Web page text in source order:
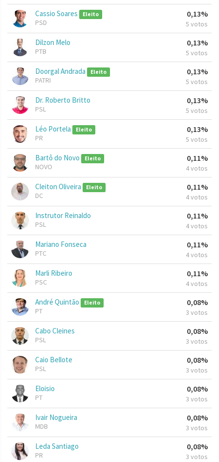
Cassio Soares Eleito
PSD
0,13%
5 votos
Dilzon Melo
PTB
0,13%
5 votos
Doorgal Andrada Eleito
PATRI
0,13%
5 votos
Dr. Roberto Britto
PSL
0,13%
5 votos
Léo Portela Eleito
PR
0,13%
5 votos
Bartô do Novo Eleito
NOVO
0,11%
4 votos
Cleiton Oliveira Eleito
DC
0,11%
4 votos
Instrutor Reinaldo
PSL
0,11%
4 votos
Mariano Fonseca
PTC
0,11%
4 votos
Marli Ribeiro
PSC
0,11%
4 votos
André Quintão Eleito
PT
0,08%
3 votos
Cabo Cleines
PSL
0,08%
3 votos
Caio Bellote
PSL
0,08%
3 votos
Eloisio
PT
0,08%
3 votos
Ivair Nogueira
MDB
0,08%
3 votos
Leda Santiago
PR
0,08%
3 votos